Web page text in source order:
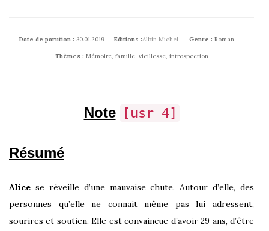
Date de parution : 30.01.2019 Editions :Albin Michel Genre : Roman
Thèmes : Mémoire, famille, vieillesse, introspection
Note [usr 4]
Résumé
Alice se réveille d’une mauvaise chute. Autour d’elle, des
personnes qu’elle ne connait même pas lui adressent,
sourires et soutien. Elle est convaincue d’avoir 29 ans, d’être